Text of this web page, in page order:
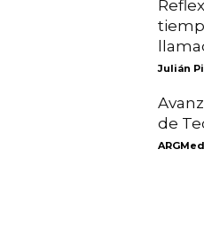
Julián
de